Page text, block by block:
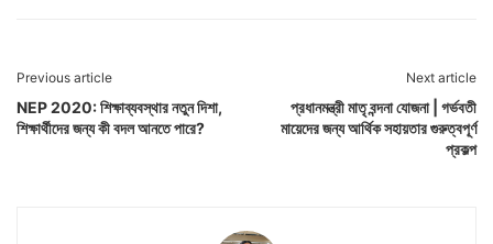
Previous article
NEP 2020: শিক্ষাব্যবস্থার নতুন দিশা,
শিক্ষার্থীদের জন্য কী বদল আনতে পারে?
Next article
প্রধানমন্ত্রী মাতৃ বন্দনা যোজনা | গর্ভবতী
মায়েদের জন্য আর্থিক সহায়তার গুরুত্বপূর্ণ
প্রকল্প